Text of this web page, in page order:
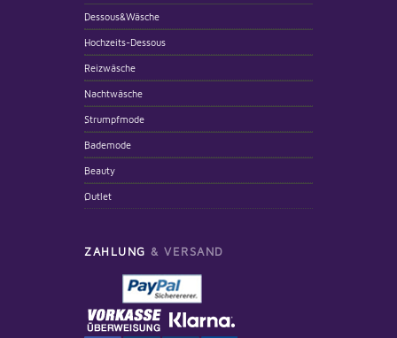
Dessous&Wäsche
Hochzeits-Dessous
Reizwäsche
Nachtwäsche
Strumpfmode
Bademode
Beauty
Outlet
ZAHLUNG & VERSAND